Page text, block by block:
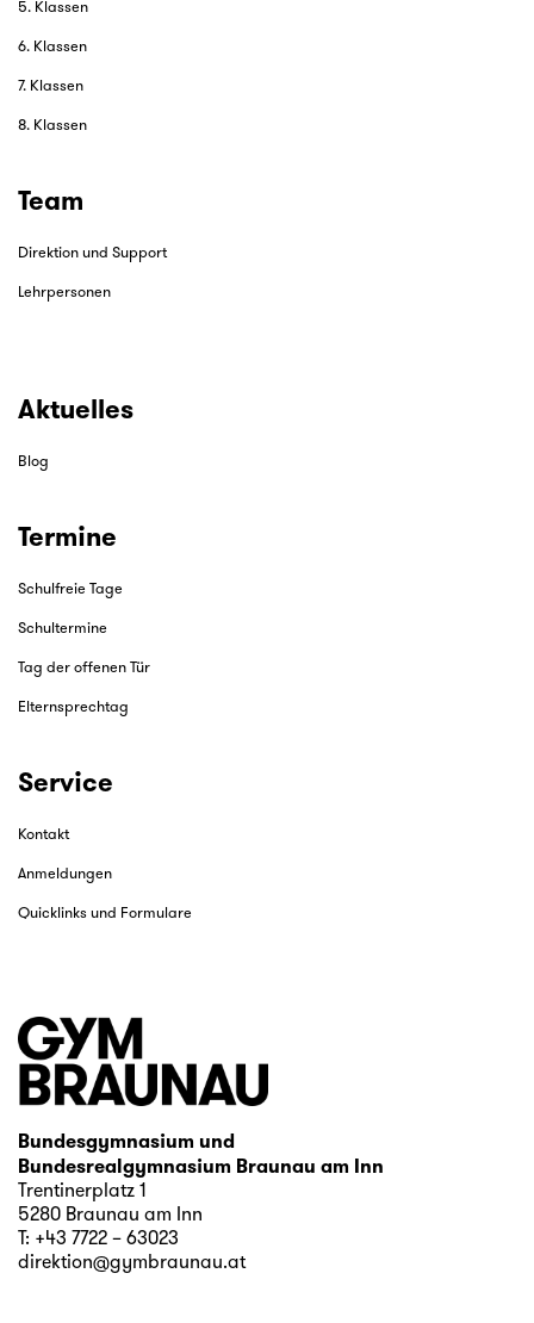
5. Klassen
6. Klassen
7. Klassen
8. Klassen
Team
Direktion und Support
Lehrpersonen
Aktuelles
Blog
Termine
Schulfreie Tage
Schultermine
Tag der offenen Tür
Elternsprechtag
Service
Kontakt
Anmeldungen
Quicklinks und Formulare
Bundesgymnasium und
Bundesrealgymnasium Braunau am Inn
Trentinerplatz 1
5280 Braunau am Inn
T: +43 7722 – 63023
direktion@gymbraunau.at